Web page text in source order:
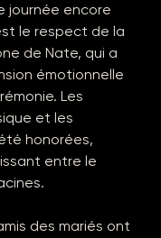
journée encore
le respect de la
de Nate, qui a
émotionnelle
Les
et les
honorées,
entre le
des mariés ont